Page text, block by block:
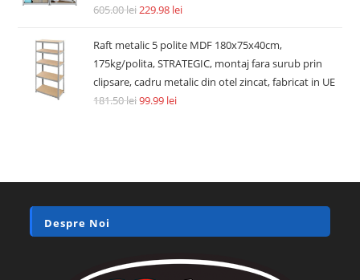
605.00lei229.98 lei
Raft metalic 5 polite MDF 180x75x40cm,
175kg/polita, STRATEGIC, montaj fara surub prin
clipsare, cadru metalic din otel zincat, fabricat in UE
181.50lei99.99 lei
Despre Noi